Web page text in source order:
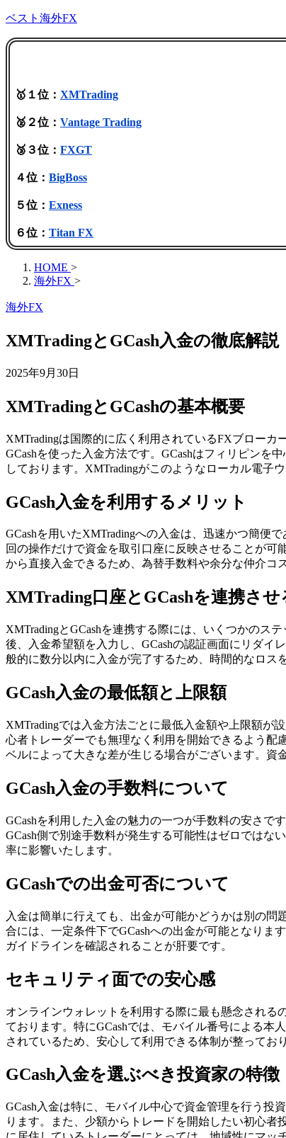
ベスト海外FX
🥇１位： XMTrading
🥈２位： Vantage Trading
🥉３位： FXGT
４位： BigBoss
５位： Exness
６位： Titan FX
HOME >
海外FX >
海外FX
XMTradingとGCash入金の徹底解説
2025年9月30日
XMTradingとGCashの基本概要
XMTradingは国際的に広く利用されているFXブロー
GCashを使った入金方法です。GCashはフィリピン
しております。XMTradingがこのようなローカル電子
GCash入金を利用するメリット
GCashを用いたXMTradingへの入金は、迅速かつ簡便
回の操作だけで資金を取引口座に反映させることが可
から直接入金できるため、為替手数料や余分な仲介コ
XMTrading口座とGCashを連携させ
XMTradingとGCashを連携する際には、いくつかのス
後、入金希望額を入力し、GCashの認証画面にリダイ
般的に数分以内に入金が完了するため、時間的なロス
GCash入金の最低額と上限額
XMTradingでは入金方法ごとに最低入金額や上限額が
心者トレーダーでも無理なく利用を開始できるよう配
ベルによって大きな差が生じる場合がございます。資
GCash入金の手数料について
GCashを利用した入金の魅力の一つが手数料の安さで
GCash側で別途手数料が発生する可能性はゼロではな
率に影響いたします。
GCashでの出金可否について
入金は簡単に行えても、出金が可能かどうかは別の問
合には、一定条件下でGCashへの出金が可能となりま
ガイドラインを確認されることが肝要です。
セキュリティ面での安心感
オンラインウォレットを利用する際に最も懸念される
ております。特にGCashでは、モバイル番号による本
されているため、安心して利用できる体制が整ってお
GCash入金を選ぶべき投資家の特徴
GCash入金は特に、モバイル中心で資金管理を行う投
ります。また、少額からトレードを開始したい初心